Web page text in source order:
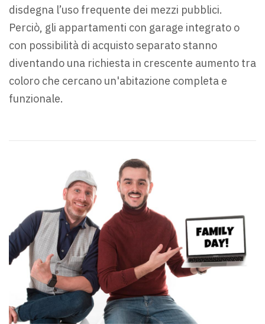
disdegna l’uso frequente dei mezzi pubblici.
Perciò, gli appartamenti con garage integrato o
con possibilità di acquisto separato stanno
diventando una richiesta in crescente aumento tra
coloro che cercano un'abitazione completa e
funzionale.